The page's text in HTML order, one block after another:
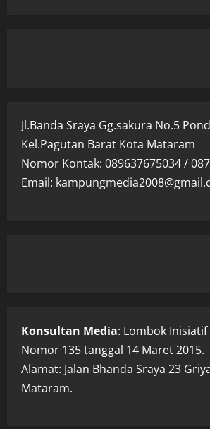
Jl.Banda Sraya Gg.sakura No.5
Kel.Pagutan Barat Kota Mataram
Nomor Kontak: 089637675034 /
Email:
Konsultan Media: Lombok
Nomor 135 tanggal 14 Maret 2015.
Alamat: Jalan Bhanda Sraya 23
Mataram.